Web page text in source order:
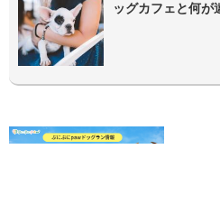
ッグカフェと何が